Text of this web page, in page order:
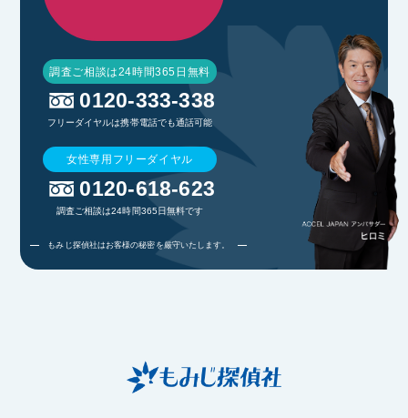
調査ご相談は24時間365日無料
0120-333-338
フリーダイヤルは携帯電話でも通話可能
女性専用フリーダイヤル
0120-618-623
調査ご相談は24時間365日無料です
もみじ探偵社はお客様の秘密を厳守いたします。